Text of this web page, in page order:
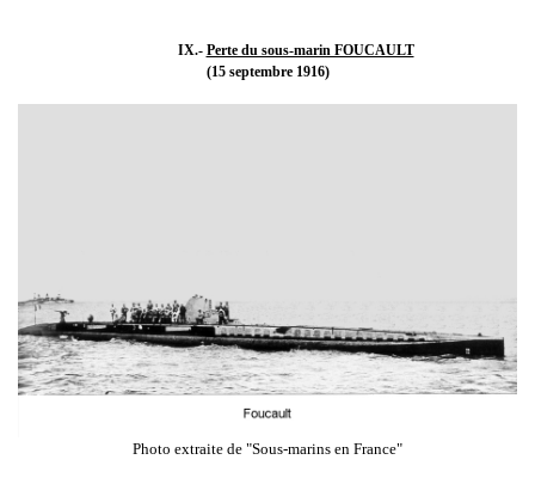
IX.- Perte du sous-marin FOUCAULT
(15 septembre 1916)
Photo extraite de "Sous-marins en France"